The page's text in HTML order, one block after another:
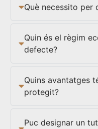
Què necessito per
Quin és el règim
defecte?
Quins avantatges
protegit?
Puc designar un